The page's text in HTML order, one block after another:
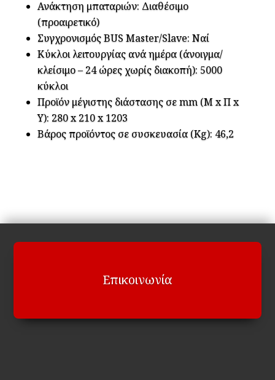
Ανάκτηση μπαταριών: Διαθέσιμο
(προαιρετικό)
Συγχρονισμός BUS Master/Slave: Ναί
Κύκλοι λειτουργίας ανά ημέρα (άνοιγμα/
κλείσιμο – 24 ώρες χωρίς διακοπή): 5000
κύκλοι
Προϊόν μέγιστης διάστασης σε mm (Μ x Π x
Υ): 280 x 210 x 1203
Βάρος προϊόντος σε συσκευασία (Kg): 46,2
Επικοινωνία